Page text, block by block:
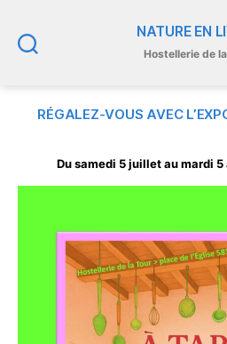
NATURE EN
Hostellerie de
RÉGALEZ-VOUS AVEC
Du samedi 5 juillet au mardi 5